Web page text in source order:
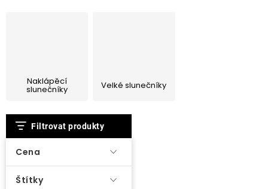
Doplňky
Gastro produkty
Naklápěcí
slunečníky Velké slunečníky
Filtrovat produkty
Cena
Štítky
V
ý
i